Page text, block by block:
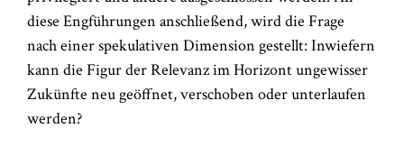
diese Engführungen anschließend, wird die Frage
nach einer spekulativen Dimension gestellt: Inwiefern
kann die Figur der Relevanz im Horizont ungewisser
Zukünfte neu geöffnet, verschoben oder unterlaufen
werden?